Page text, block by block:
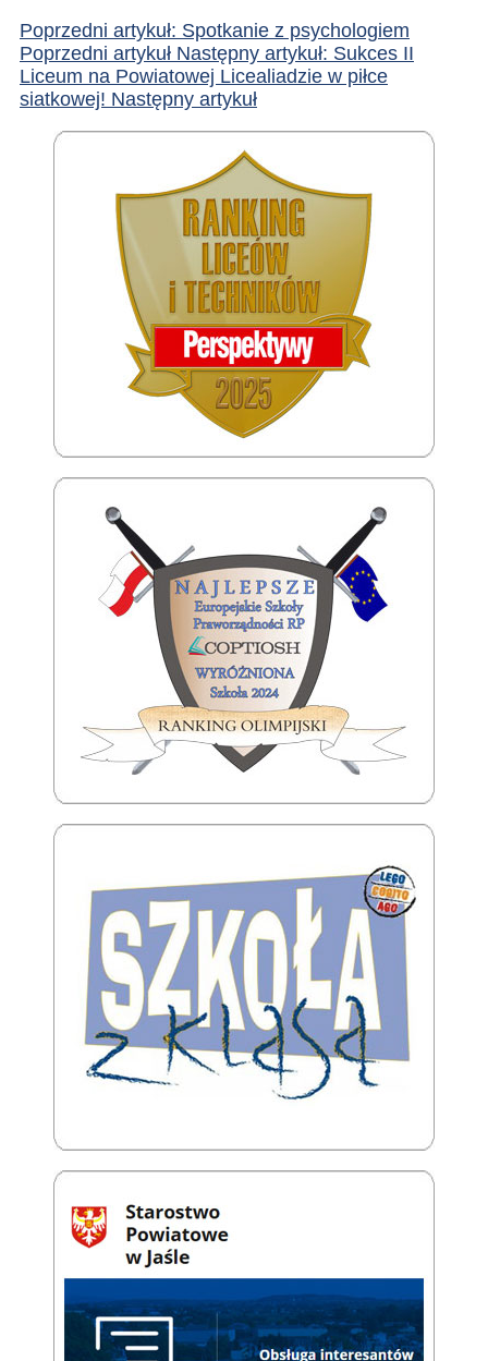
Poprzedni artykuł: Spotkanie z psychologiem
Poprzedni artykuł Następny artykuł: Sukces II
Liceum na Powiatowej Licealiadzie w piłce
siatkowej! Następny artykuł